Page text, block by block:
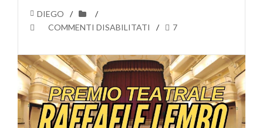
DIEGO
COMMENTI DISABILITATI
SU
EDIZIONE
DEL
PREMIO
TEATRALE
“RAFFAELE
LEMBO”
7